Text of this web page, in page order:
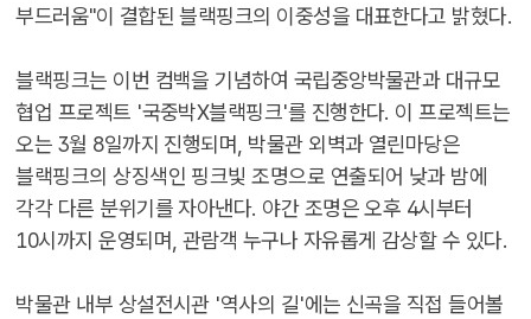
부드러움"이 결합된 블랙핑크의 이중성을 대표한다고 밝혔다.
블랙핑크는 이번 컴백을 기념하여 국립중앙박물관과 대규모
협업 프로젝트 '국중박X블랙핑크'를 진행한다. 이 프로젝트는
오는 3월 8일까지 진행되며, 박물관 외벽과 열린마당은
블랙핑크의 상징색인 핑크빛 조명으로 연출되어 낮과 밤에
각각 다른 분위기를 자아낸다. 야간 조명은 오후 4시부터
10시까지 운영되며, 관람객 누구나 자유롭게 감상할 수 있다.
박물관 내부 상설전시관 '역사의 길'에는 신곡을 직접 들어볼